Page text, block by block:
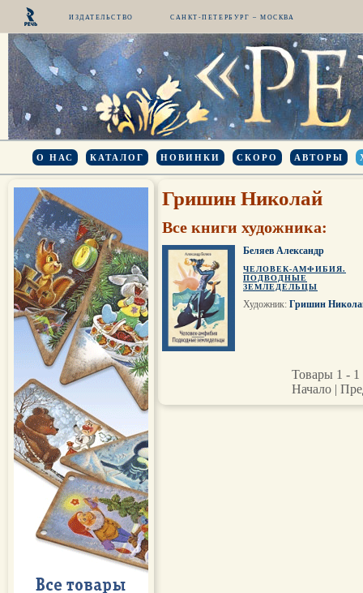
ИЗДАТЕЛЬСТВО САНКТ-ПЕТЕРБУРГ – МОСКВА
О НАС КАТАЛОГ НОВИНКИ СКОРО АВТОРЫ
Гришин Николай
Все книги художника:
Беляев Александр
ЧЕЛОВЕК-АМФИБИЯ.
ПОДВОДНЫЕ
ЗЕМЛЕДЕЛЬЦЫ
Художник: Гришин
Товары 1 - 1
Начало |